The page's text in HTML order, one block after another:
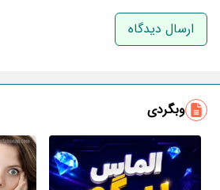
نام و نام خانوادگی
وبگردی